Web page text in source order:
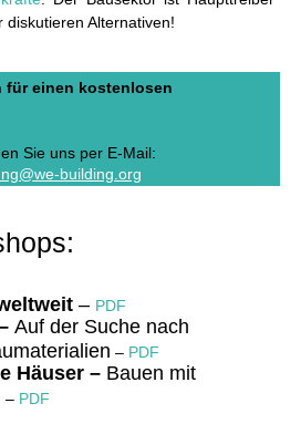
Alternativen!
für einen kostenlosen
Sie uns per E-Mail:
building.org
– PDF
Auf der Suche nach
– PDF
Häuser – Bauen mit
– PDF